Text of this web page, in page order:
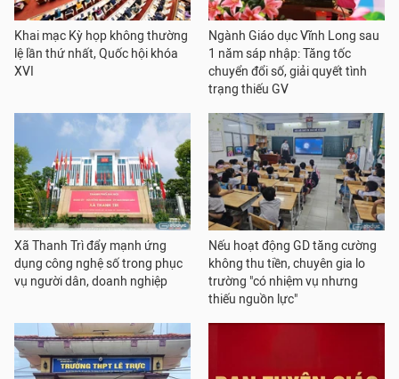
Khai mạc Kỳ họp không thường
lệ lần thứ nhất, Quốc hội khóa
XVI
Ngành Giáo dục Vĩnh Long sau
1 năm sáp nhập: Tăng tốc
chuyển đổi số, giải quyết tình
trạng thiếu GV
Xã Thanh Trì đẩy mạnh ứng
dụng công nghệ số trong phục
vụ người dân, doanh nghiệp
Nếu hoạt động GD tăng cường
không thu tiền, chuyên gia lo
trường "có nhiệm vụ nhưng
thiếu nguồn lực"